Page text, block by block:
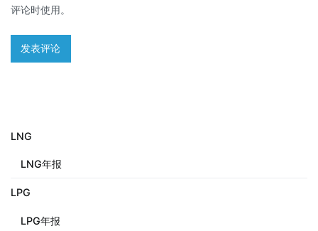
评论时使用。
LNG
LNG年报
LPG
LPG年报